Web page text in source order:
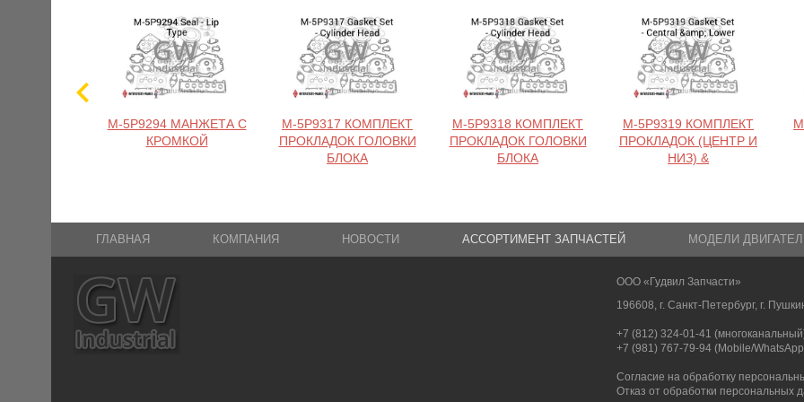
M-5P9294 МАНЖЕТА С
КРОМКОЙ
M-5P9317 КОМПЛЕКТ
ПРОКЛАДОК ГОЛОВКИ
БЛОКА
M-5P9318 КОМПЛЕКТ
ПРОКЛАДОК ГОЛОВКИ
БЛОКА
M-5P9319 КОМПЛЕКТ
ПРОКЛАДОК (ЦЕНТР И
НИЗ) &
ГЛАВНАЯ КОМПАНИЯ НОВОСТИ АССОРТИМЕНТ ЗАПЧАСТЕЙ МОДЕЛИ
ООО «Гудвил Запчасти»
196608, г. Санкт-Петербург, г.
+7 (812) 324-01-41
+7 (981) 767-79-94 (Mobile/
Согласие на обработку
Отказ от обработки персональных